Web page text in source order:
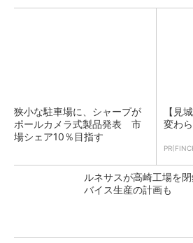
狭小な駐車場に、シャープが
ポールカメラ式製品発表 市
場シェア10％目指す
【見
変わ
ルネサスが高崎工場を
バイス生産の計画も